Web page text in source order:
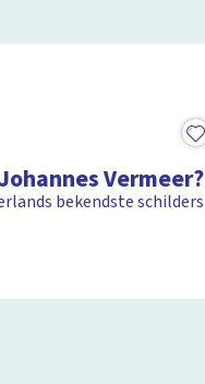
Vermeer?
bekendste schilders